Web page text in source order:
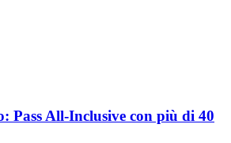
Pass All-Inclusive con più di 40